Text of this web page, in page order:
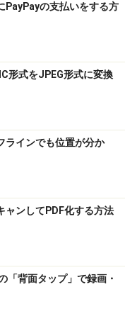
PayPayの支払いをする方
形式をJPEG形式に変換
ラインでも位置が分か
ャンしてPDF化する方法
「背面タップ」で録画・